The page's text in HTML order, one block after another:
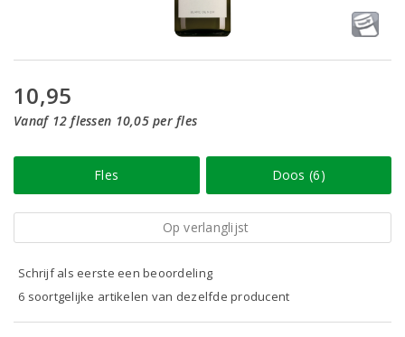
10,95
Vanaf 12 flessen 10,05 per fles
Fles Doos (6)
Op verlanglijst
Schrijf als eerste een beoordeling
6 soortgelijke artikelen van dezelfde producent